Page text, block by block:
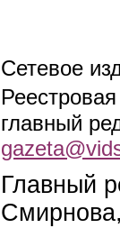
Сетевое
главный
Главный